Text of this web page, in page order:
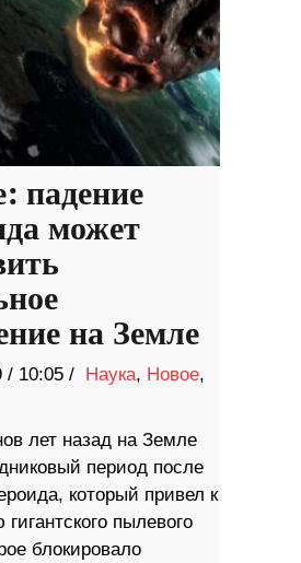
падение
может
на Земле
/ 10:05 / Наука, Новое,
лет назад на Земле
период после
который привел к
пылевого
блокировало